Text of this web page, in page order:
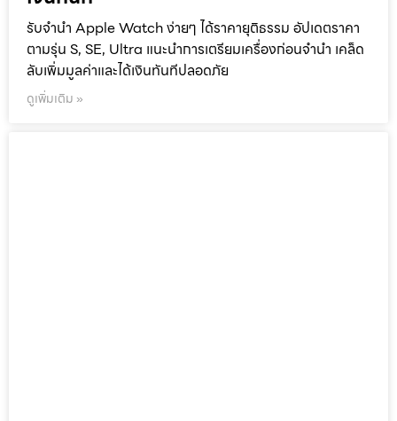
รับจำนำ Apple Watch ง่ายๆ ได้ราคายุติธรรม อัปเดตราคา
ตามรุ่น S, SE, Ultra แนะนำการเตรียมเครื่องก่อนจำนำ เคล็ด
ลับเพิ่มมูลค่าและได้เงินทันทีปลอดภัย
ดูเพิ่มเติม »